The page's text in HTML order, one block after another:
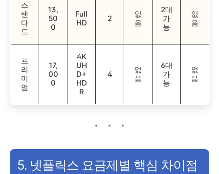
스
탠
다
드
13,
50
0
Full
HD
2
없
음
2대
가
능
없
음
프
리
미
엄
17,
00
0
4K
UH
D+
HD
R
4
없
음
6대
가
능
없
음
5. 넷플릭스 요금제별 핵심 차이점